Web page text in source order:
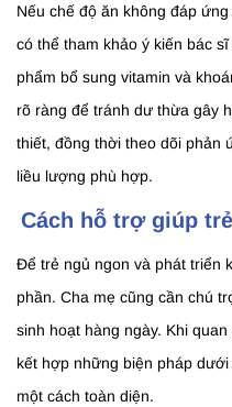
Nếu chế độ ăn không đáp
có thể tham khảo ý kiến bác
phẩm bổ sung vitamin và
rõ ràng để tránh dư thừa gây
thiết, đồng thời theo dõi phản
liều lượng phù hợp.
Cách hỗ trợ giúp
Để trẻ ngủ ngon và phát triển
phần. Cha mẹ cũng cần chú
sinh hoạt hàng ngày. Khi
kết hợp những biện pháp
một cách toàn diện.